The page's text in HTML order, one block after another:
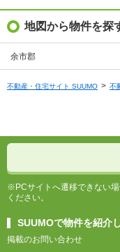
地図から物件を探
余市郡
不動産・住宅サイト SUUMO 不
※PCサイトへ遷移できない
ください。
SUUMOで物件を紹介
掲載のお問い合わせ